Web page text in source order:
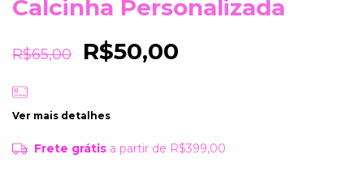
Calcinha Personalizada
R$65,00 R$50,00
Ver mais detalhes
Frete grátis a partir de R$399,00